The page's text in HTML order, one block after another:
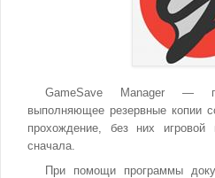
GameSave Manager —
выполняющее резервные копии
прохождение, без них игровой
сначала.
При помощи программы